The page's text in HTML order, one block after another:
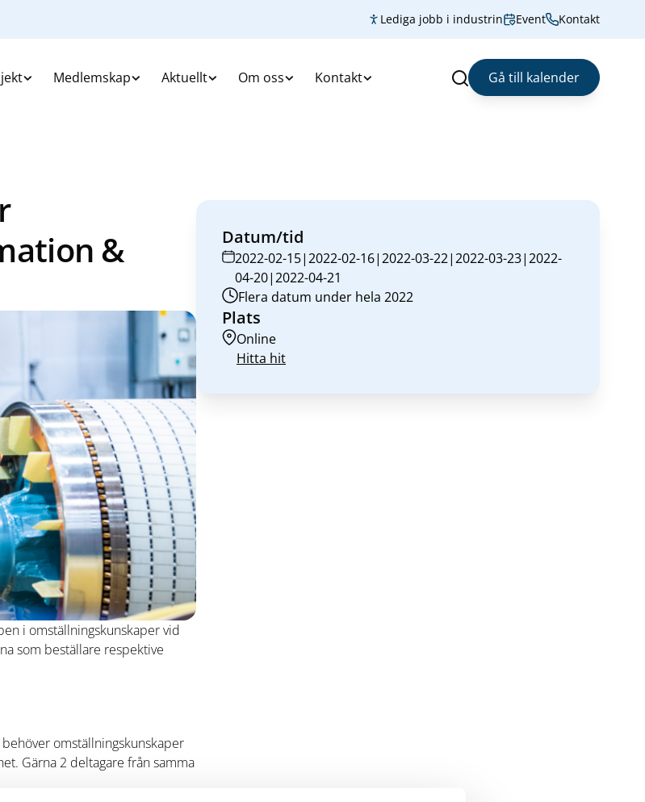
Lediga jobb i industrin Event Kontakt
Medlemskap Aktuellt Om oss Kontakt Sök Gå till kalender
&
i omställningskunskaper vid
som beställare respektive
omställningskunskaper
Gärna 2 deltagare från samma
Datum/tid
2022-02-15|2022-02-16|2022-03-22|2022-03-23|2022-
04-20|2022-04-21
Flera datum under hela 2022
Plats
Online
Hitta hit